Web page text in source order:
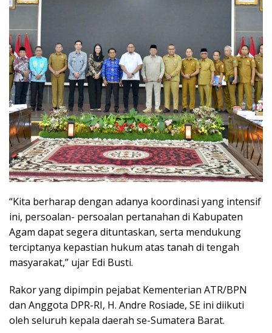
“Kita berharap dengan adanya koordinasi yang intensif
ini, persoalan- persoalan pertanahan di Kabupaten
Agam dapat segera dituntaskan, serta mendukung
terciptanya kepastian hukum atas tanah di tengah
masyarakat,” ujar Edi Busti.
Rakor yang dipimpin pejabat Kementerian ATR/BPN
dan Anggota DPR-RI, H. Andre Rosiade, SE ini diikuti
oleh seluruh kepala daerah se-Sumatera Barat.